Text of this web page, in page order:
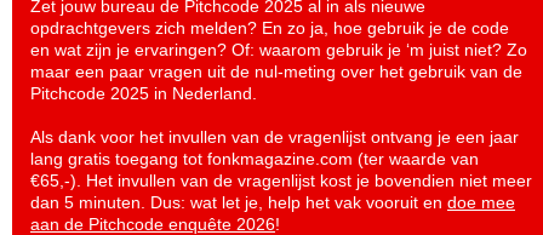
Zet jouw bureau de Pitchcode 2025 al in als nieuwe
opdrachtgevers zich melden? En zo ja, hoe gebruik je de code
en wat zijn je ervaringen? Of: waarom gebruik je ‘m juist niet? Zo
maar een paar vragen uit de nul-meting over het gebruik van de
Pitchcode 2025 in Nederland.
Als dank voor het invullen van de vragenlijst ontvang je een jaar
lang gratis toegang tot fonkmagazine.com (ter waarde van
€65,-). Het invullen van de vragenlijst kost je bovendien niet meer
dan 5 minuten. Dus: wat let je, help het vak vooruit en doe mee
aan de Pitchcode enquête 2026!